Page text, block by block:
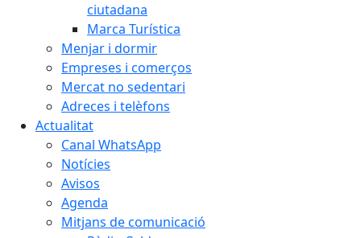
ciutadana
Marca Turística
Menjar i dormir
Empreses i comerços
Mercat no sedentari
Adreces i telèfons
Actualitat
Canal WhatsApp
Notícies
Avisos
Agenda
Mitjans de comunicació